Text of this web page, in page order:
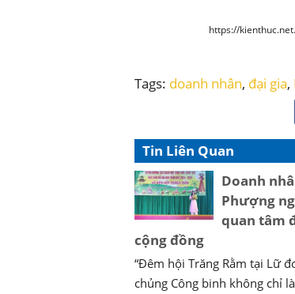
https://
Tags: doanh nhân, đại gia,
Tin Liên Quan
Doanh
Phượng
quan tâm
cộng đồng
“Đêm hội Trăng Rằm tại Lữ
chủng Công binh không chỉ